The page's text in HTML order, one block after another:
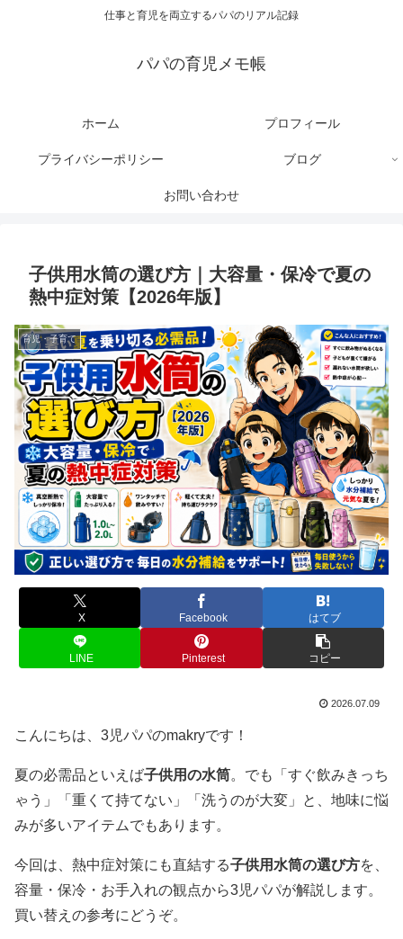
仕事と育児を両立するパパのリアル記録
パパの育児メモ帳
ホーム プロフィール
プライバシーポリシー ブログ
お問い合わせ
子供用水筒の選び方｜大容量・保冷で夏の
熱中症対策【2026年版】
育児・子育て
X Facebook はてブ
LINE Pinterest コピー
2026.07.09
こんにちは、3児パパのmakryです！
夏の必需品といえば子供用の水筒。でも「すぐ飲みきっち
ゃう」「重くて持てない」「洗うのが大変」と、地味に悩
みが多いアイテムでもあります。
今回は、熱中症対策にも直結する子供用水筒の選び方を、
容量・保冷・お手入れの観点から3児パパが解説します。
買い替えの参考にどうぞ。